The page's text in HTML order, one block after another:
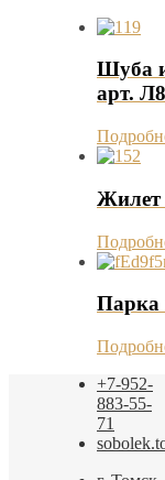
Шуба
арт. Л8
Жилет
Парка
+7-952-
883-55-
71